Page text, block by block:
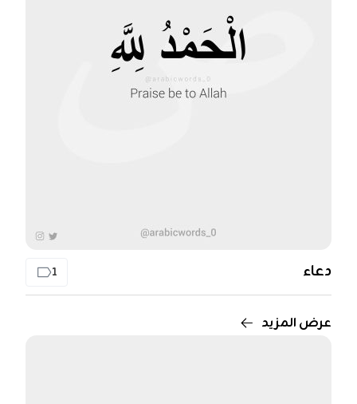
دعاء 1
عرض المزيد